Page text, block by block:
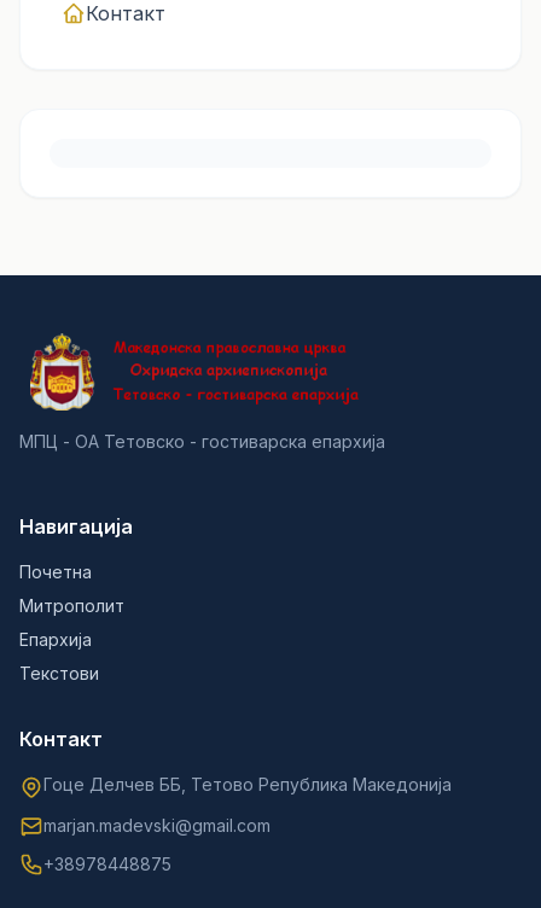
Контакт
МПЦ - ОА Тетовско - гостиварска епархија
Навигација
Почетна
Митрополит
Епархија
Текстови
Контакт
Гоце Делчев ББ, Тетово Република Македонија
marjan.madevski@gmail.com
+38978448875